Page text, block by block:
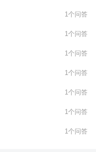
1个问答
1个问答
1个问答
1个问答
1个问答
1个问答
1个问答